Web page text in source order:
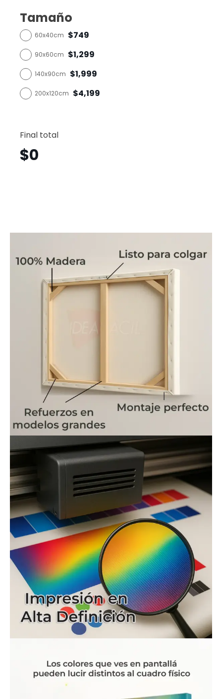
Tamaño
60x40cm $749
90x60cm $1,299
140x90cm $1,999
200x120cm $4,199
Final total
$0